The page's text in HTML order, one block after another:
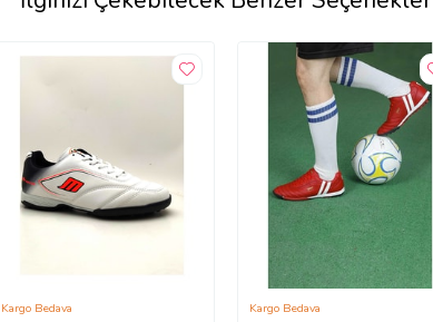
Kargo Bedava Kargo Bedava